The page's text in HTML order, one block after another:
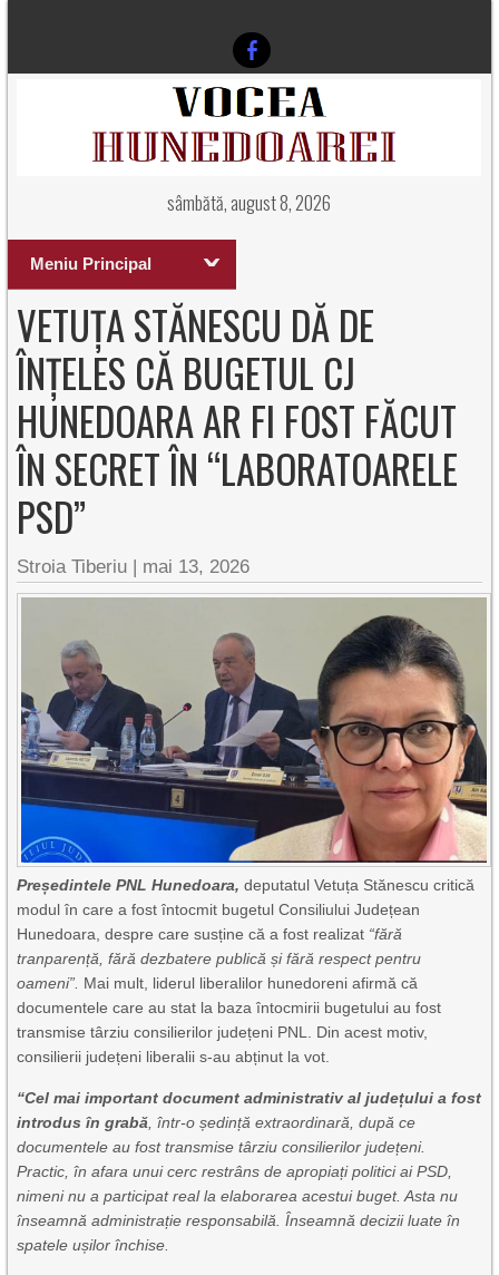
sâmbătă, august 8, 2026
Meniu Principal
VETUȚA STĂNESCU DĂ DE
ÎNȚELES CĂ BUGETUL CJ
HUNEDOARA AR FI FOST FĂCUT
ÎN SECRET ÎN “LABORATOARELE
PSD”
Stroia Tiberiu | mai 13, 2026
Președintele PNL Hunedoara, deputatul Vetuța Stănescu critică
modul în care a fost întocmit bugetul Consiliului Județean
Hunedoara, despre care susține că a fost realizat “fără
tranparență, fără dezbatere publică și fără respect pentru
oameni”. Mai mult, liderul liberalilor hunedoreni afirmă că
documentele care au stat la baza întocmirii bugetului au fost
transmise târziu consilierilor județeni PNL. Din acest motiv,
consilierii județeni liberalii s-au abținut la vot.
“Cel mai important document administrativ al județului a fost
introdus în grabă , într-o ședință extraordinară, după ce
documentele au fost transmise târziu consilierilor județeni.
Practic, în afara unui cerc restrâns de apropiați politici ai PSD,
nimeni nu a participat real la elaborarea acestui buget. Asta nu
înseamnă administrație responsabilă. Înseamnă decizii luate în
spatele ușilor închise.